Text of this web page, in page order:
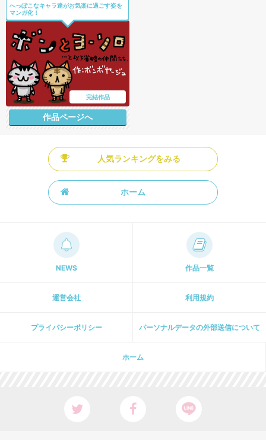
へっぽこなキャラ達がお気楽に過ごす姿を
マンガ化！
完結作品
作品ページへ
人気ランキングをみる
ホーム
NEWS 作品一覧
運営会社 利用規約
プライパシーポリシー パーソナルデータの外部送信について
ホーム